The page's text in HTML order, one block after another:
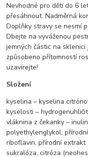
Nevhodné pro děti do 6
přesáhnout. Nadměrná
Doplňky stravy se nesmí
Dbejte na vyváženou
jemných částic na
způsobeno přítomností
uzavírejte!
Složení
kyselina – kyselina
kyselosti –
vláknina z čekanky –
polyethylenglykol,
riboflavin, přírodní
sukralóza, citróza